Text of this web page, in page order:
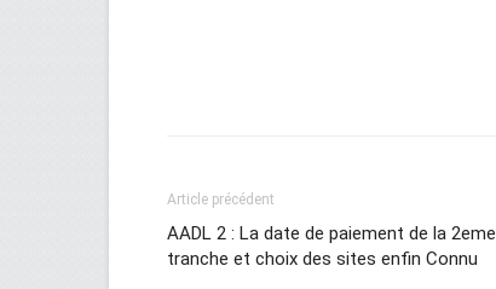
Article précédent
AADL 2 : La date de paiement de la 2eme
tranche et choix des sites enfin Connu